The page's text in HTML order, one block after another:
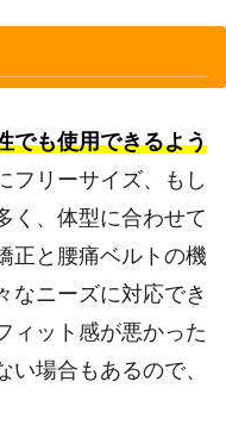
でも使用できるよう
フリーサイズ、もし
く、体型に合わせて
正と腰痛ベルトの機
なニーズに対応でき
ィット感が悪かった
い場合もあるので、